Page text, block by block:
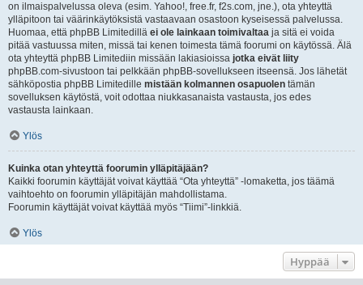
on ilmaispalvelussa oleva (esim. Yahoo!, free.fr, f2s.com, jne.), ota yhteyttä
ylläpitoon tai väärinkäytöksistä vastaavaan osastoon kyseisessä palvelussa.
Huomaa, että phpBB Limitedillä ei ole lainkaan toimivaltaa ja sitä ei voida
pitää vastuussa miten, missä tai kenen toimesta tämä foorumi on käytössä. Älä
ota yhteyttä phpBB Limitediin missään lakiasioissa jotka eivät liity
phpBB.com-sivustoon tai pelkkään phpBB-sovellukseen itseensä. Jos lähetät
sähköpostia phpBB Limitedille mistään kolmannen osapuolen tämän
sovelluksen käytöstä, voit odottaa niukkasanaista vastausta, jos edes
vastausta lainkaan.
Ylös
Kuinka otan yhteyttä foorumin ylläpitäjään?
Kaikki foorumin käyttäjät voivat käyttää “Ota yhteyttä” -lomaketta, jos täämä
vaihtoehto on foorumin ylläpitäjän mahdollistama.
Foorumin käyttäjät voivat käyttää myös “Tiimi”-linkkiä.
Ylös
Hyppää